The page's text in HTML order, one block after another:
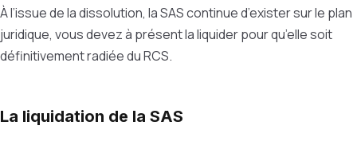
À l’issue de la dissolution, la SAS continue d’exister sur le plan
juridique, vous devez à présent la liquider pour qu’elle soit
définitivement radiée du RCS.
La liquidation de la SAS